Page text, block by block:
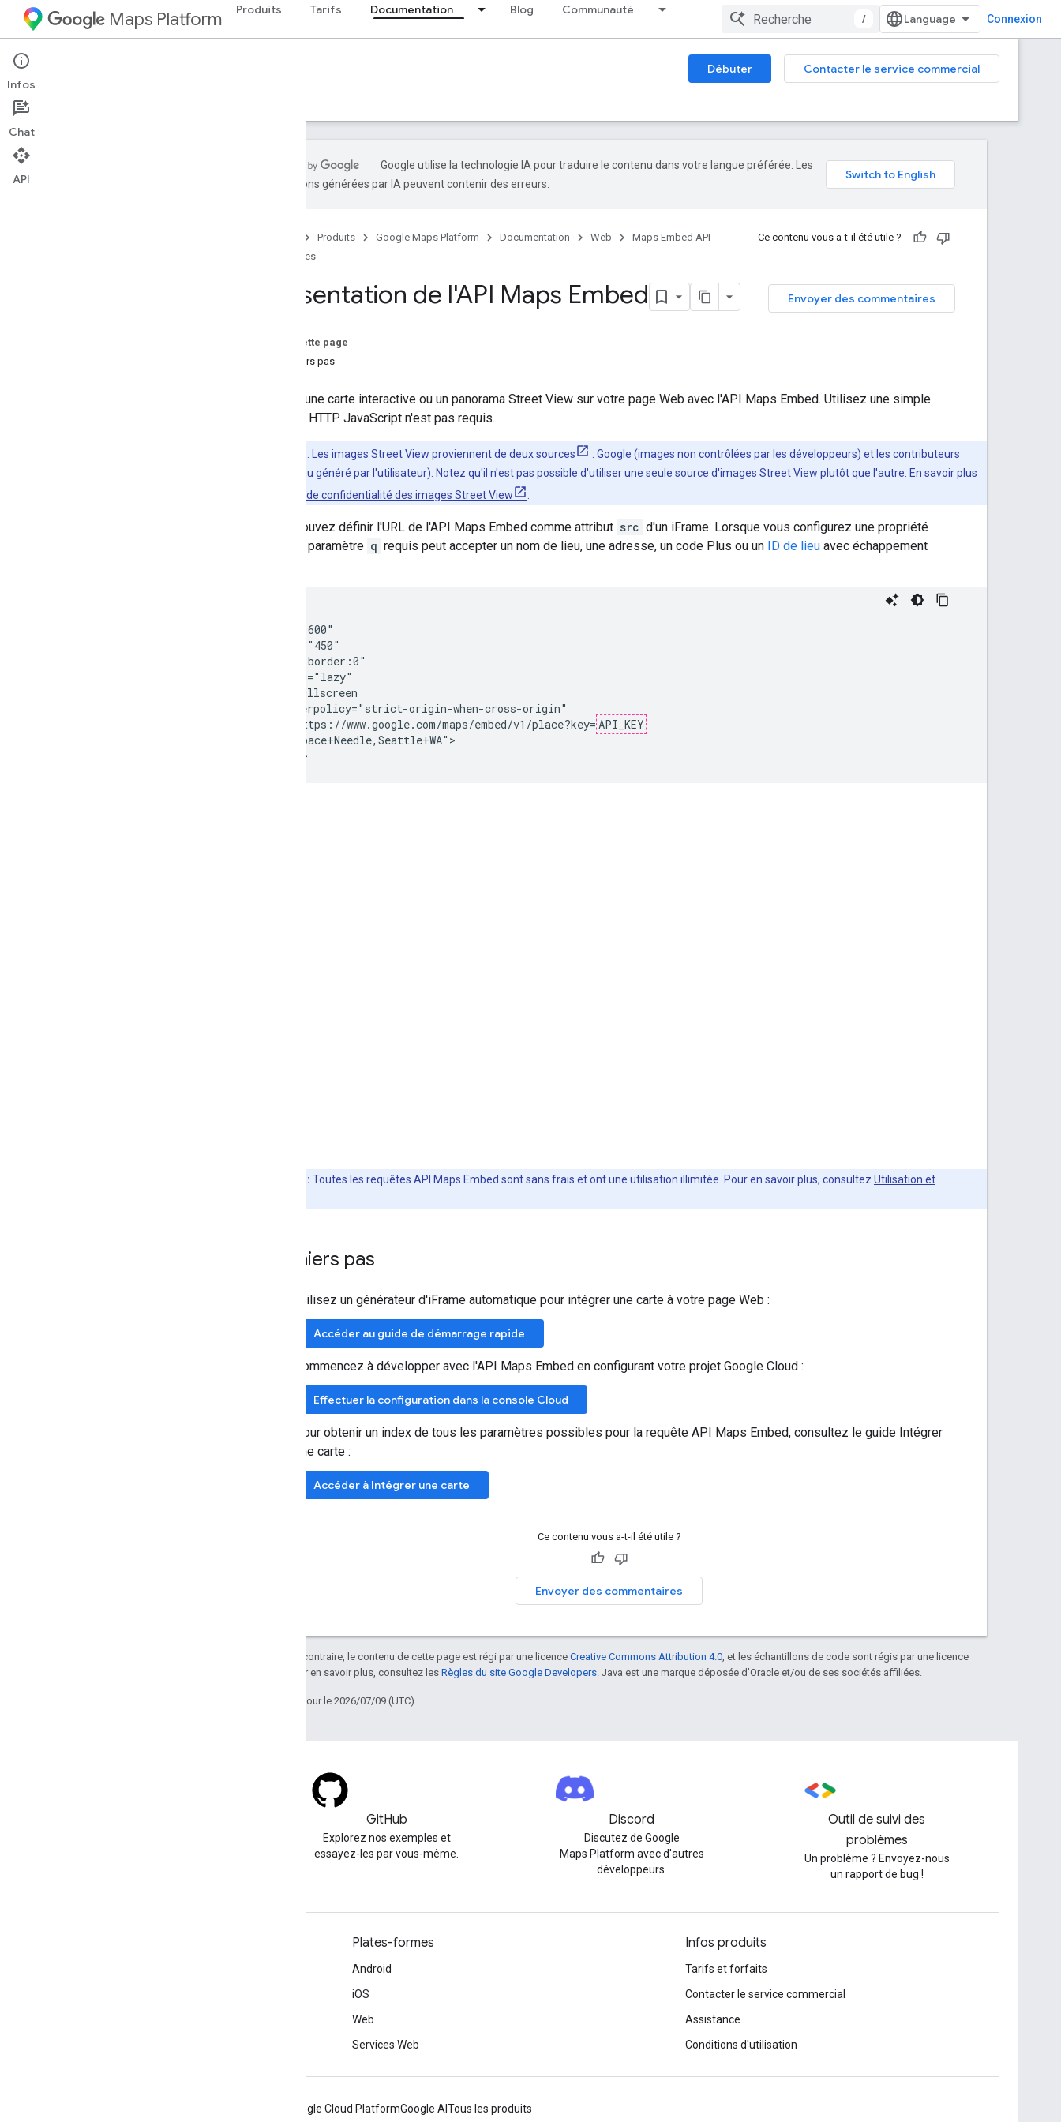
Maps Platform Produits Tarifs Documentation Blog Communauté
/ Connexion
Web Débuter
Contacter le service commercial
Guides
Google utilise la technologie IA pour traduire le contenu dans votre langue préférée. Les
traductions générées par IA peuvent contenir des erreurs.
Produits Google Maps Platform Documentation Web
Maps Embed API
Guides
Ce contenu vous a-t-il été utile ?
Envoyer des commentaires
Présentation de l'API Maps Embed
Sur cette page
Premiers pas
Placez une carte interactive ou un panorama Street View sur votre page Web avec l'API Maps Embed. Utilisez une simple
requête HTTP. JavaScript n'est pas requis.
: Les images Street View proviennent de deux sources
: Google (images non contrôlées par les développeurs) et les contributeurs
publics (contenu généré par l'utilisateur). Notez qu'il n'est pas possible d'utiliser une seule source d'images Street View plutôt que l'autre. En savoir plus
Règles de confidentialité des images Street View
Vous pouvez définir l'URL de l'API Maps Embed comme attribut src d'un iFrame. Lorsque vous configurez une propriété
, le paramètre q requis peut accepter un nom de lieu, une adresse, un code Plus ou un ID de lieu avec échappement
  width="600"
  height="450"
  style="border:0"
  loading="lazy"
  allowfullscreen
  referrerpolicy="strict-origin-when-cross-origin"
  src="https://www.google.com/maps/embed/v1/place?key=
API_KEY
    &q=Space+Needle,Seattle+WA">
</iframe>
Remarque : Toutes les requêtes API Maps Embed sont sans frais et ont une utilisation illimitée. Pour en savoir plus, consultez Utilisation et
Premiers pas
Utilisez un générateur d'iFrame automatique pour intégrer une carte à votre page Web :
Accéder au guide de démarrage rapide
Commencez à développer avec l'API Maps Embed en configurant votre projet Google Cloud :
Effectuer la configuration dans la console Cloud
Pour obtenir un index de tous les paramètres possibles pour la requête API Maps Embed, consultez le guide Intégrer
une carte :
Accéder à Intégrer une carte
Ce contenu vous a-t-il été utile ?
Envoyer des commentaires
Sauf indication contraire, le contenu de cette page est régi par une licence Creative Commons Attribution 4.0 , et les échantillons de code sont régis par une licence
. Pour en savoir plus, consultez les Règles du site Google Developers . Java est une marque déposée d'Oracle et/ou de ses sociétés affiliées.
Dernière mise à jour le 2026/07/09 (UTC).
GitHub
Explorez nos exemples et
essayez-les par vous-même.
Discord
Discutez de Google
Maps Platform avec d'autres
développeurs.
Outil de suivi des
problèmes
Un problème ? Envoyez-nous
un rapport de bug !
Plates-formes
Android
iOS
Web
Services Web
Infos produits
Tarifs et forfaits
Contacter le service commercial
Assistance
Conditions d'utilisation
Google Cloud PlatformGoogle AI Tous les produits
Infos
Chat
API